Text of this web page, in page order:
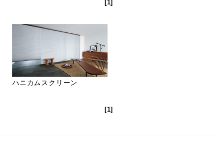
[1]
ハニカムスクリーン
[1]